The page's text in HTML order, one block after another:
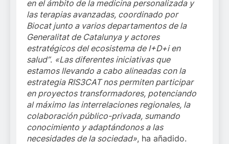
en el ámbito de la medicina personalizada y
las terapias avanzadas, coordinado por
Biocat junto a varios departamentos de la
Generalitat de Catalunya y actores
estratégicos del ecosistema de I+D+i en
salud”. «Las diferentes iniciativas que
estamos llevando a cabo alineadas con la
estrategia RIS3CAT nos permiten participar
en proyectos transformadores, potenciando
al máximo las interrelaciones regionales, la
colaboración público-privada, sumando
conocimiento y adaptándonos a las
necesidades de la sociedad», ha añadido.